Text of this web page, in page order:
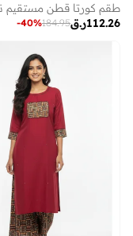
ر.ق112.26
184.95
-40%